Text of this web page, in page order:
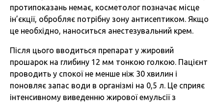
протипоказань немає, косметолог позначає місце
ін’єкції, обробляє потрібну зону антисептиком. Якщо
це необхідно, наноситься анестезувальний крем.
Після цього вводиться препарат у жировий
прошарок на глибину 12 мм тонкою голкою. Пацієнт
проводить у спокої не менше ніж 30 хвилин і
поновляє запас води в організмі на 0,5 л. Це сприяє
інтенсивному виведенню жирової емульсії з